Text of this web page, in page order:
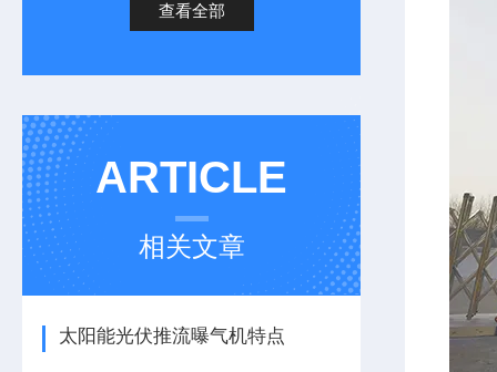
查看全部
ARTICLE
相关文章
太阳能光伏推流曝气机特点